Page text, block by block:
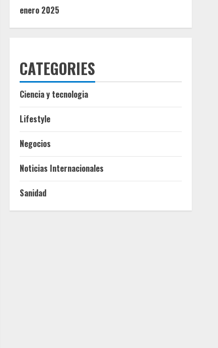
enero 2025
CATEGORIES
Ciencia y tecnologia
Lifestyle
Negocios
Noticias Internacionales
Sanidad